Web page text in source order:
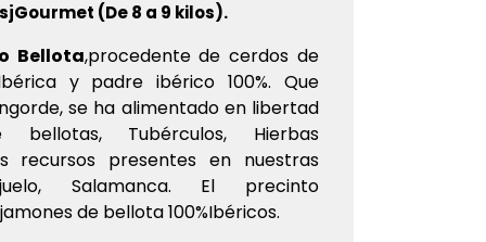
(De 8 a 9 kilos).
Bellota,procedente de cerdos de
y padre ibérico 100%. Que
se ha alimentado en libertad
bellotas, Tubérculos, Hierbas
recursos presentes en nuestras
Salamanca. El precinto
de bellota 100%Ibéricos.